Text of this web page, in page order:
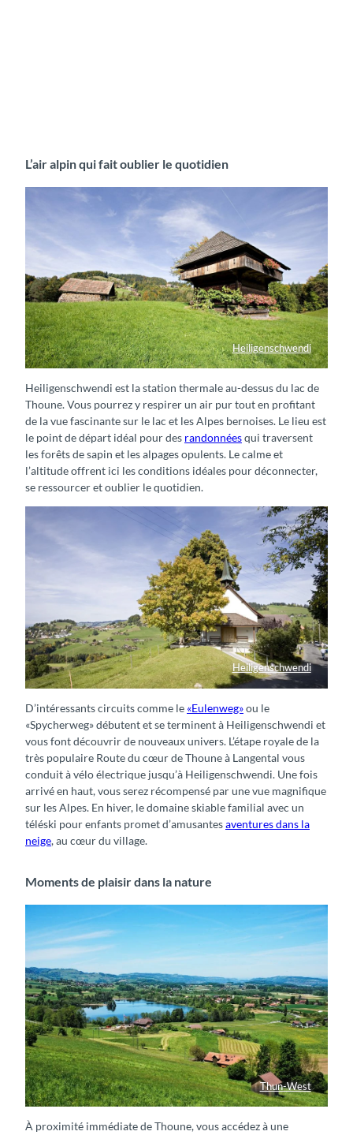
L’air alpin qui fait oublier le quotidien
Heiligenschwendi
Spycher in Heiligenschwendi
Heiligenschwendi est la station thermale au-dessus du lac de
Thoune. Vous pourrez y respirer un air pur tout en profitant
de la vue fascinante sur le lac et les Alpes bernoises. Le lieu est
le point de départ idéal pour des randonnéesqui traversent
les forêts de sapin et les alpages opulents. Le calme et
l’altitude offrent ici les conditions idéales pour déconnecter,
se ressourcer et oublier le quotidien.
Heiligenschwendi
Kirche in Heiligenschwendi
D’intéressants circuits comme le «Eulenweg»ou le
«Spycherweg» débutent et se terminent à Heiligenschwendi et
vous font découvrir de nouveaux univers. L’étape royale de la
très populaire Route du cœur de Thoune à Langental vous
conduit à vélo électrique jusqu’à Heiligenschwendi. Une fois
arrivé en haut, vous serez récompensé par une vue magnifique
sur les Alpes. En hiver, le domaine skiable familial avec un
téléski pour enfants promet d’amusantesaventures dans la
neige, au cœur du village.
Moments de plaisir dans la nature
Thun-West
Amsoldingersee in Naturidylle
À proximité immédiate de Thoune, vous accédez à une